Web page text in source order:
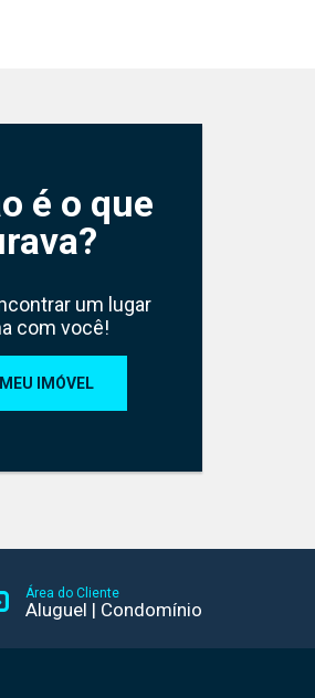
Loja Cordeiro
é o que
um lugar
com você!
IMÓVEL
Área do Cliente
Aluguel | Condomínio